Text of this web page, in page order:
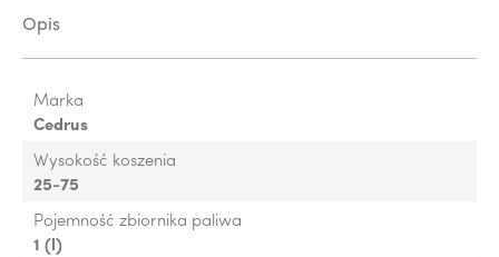
Opis
Marka
Cedrus
Wysokość koszenia
25-75
Pojemność zbiornika paliwa
1 (l)